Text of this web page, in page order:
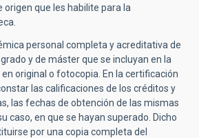
origen que les habilite para la
personal completa y acreditativa de
y de máster que se incluyan en la
original o fotocopia. En la certificación
las calificaciones de los créditos y
las fechas de obtención de las mismas
caso, en que se hayan superado. Dicho
por una copia completa del